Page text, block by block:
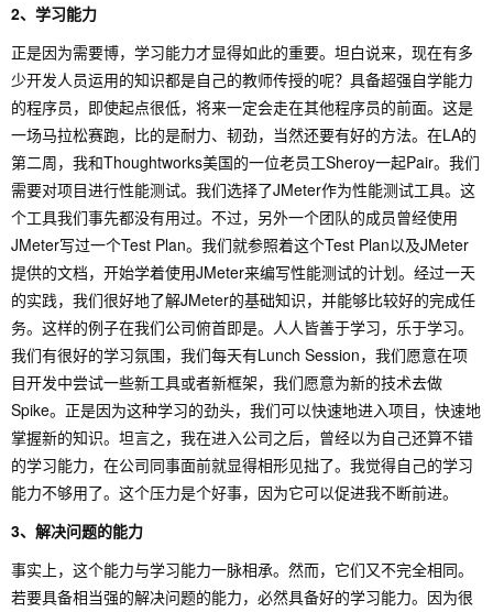
2、学习能力
正是因为需要博，学习能力才显得如此的重要。坦白说来，现在有多
少开发人员运用的知识都是自己的教师传授的呢？具备超强自学能力
的程序员，即使起点很低，将来一定会走在其他程序员的前面。这是
一场马拉松赛跑，比的是耐力、韧劲，当然还要有好的方法。在LA的
第二周，我和Thoughtworks美国的一位老员工Sheroy一起Pair。我们
需要对项目进行性能测试。我们选择了JMeter作为性能测试工具。这
个工具我们事先都没有用过。不过，另外一个团队的成员曾经使用
JMeter写过一个Test Plan。我们就参照着这个Test Plan以及JMeter
提供的文档，开始学着使用JMeter来编写性能测试的计划。经过一天
的实践，我们很好地了解JMeter的基础知识，并能够比较好的完成任
务。这样的例子在我们公司俯首即是。人人皆善于学习，乐于学习。
我们有很好的学习氛围，我们每天有Lunch Session，我们愿意在项
目开发中尝试一些新工具或者新框架，我们愿意为新的技术去做
Spike。正是因为这种学习的劲头，我们可以快速地进入项目，快速地
掌握新的知识。坦言之，我在进入公司之后，曾经以为自己还算不错
的学习能力，在公司同事面前就显得相形见拙了。我觉得自己的学习
能力不够用了。这个压力是个好事，因为它可以促进我不断前进。
3、解决问题的能力
事实上，这个能力与学习能力一脉相承。然而，它们又不完全相同。
若要具备相当强的解决问题的能力，必然具备好的学习能力。因为很